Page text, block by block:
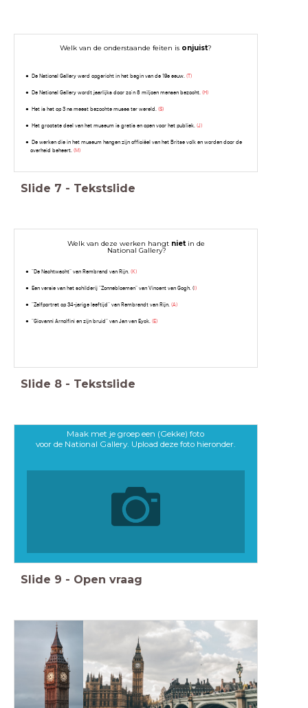
Welk van de onderstaande feiten is onjuist?
De National Gallery werd opgericht in het begin van de 19e eeuw.(T)
De National Gallery wordt jaarlijks door zo'n 8 miljoen mensen bezocht.(H)
Het is het op 3 na meest bezochte musea ter wereld.(S)
Het grootste deel van het museum is gratis en open voor het publiek.(J)
De werken die in het museum hangen zijn officiëel van het Britse volk en worden door de
overheid beheert. (M)
Slide 7 - Tekstslide
Welk van deze werken hangt nietin de
National Gallery?
"De Nachtwacht" van Rembrand van Rijn.(K)
Een versie van het schilderij "Zonnebloemen" van Vincent van Gogh. (I)
"Zelfportret op 34-jarige leeftijd" van Rembrandt van Rijn.(A)
"Giovanni Arnolfini en zijn bruid" van Jan van Eyck.(E)
Slide 8 - Tekstslide
Maak met je groep een (Gekke) foto
voor de National Gallery. Upload deze foto hieronder.
Slide 9 - Open vraag